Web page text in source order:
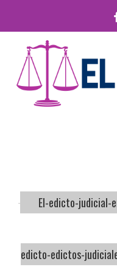
El-edicto-judicial-
edicto-edictos-